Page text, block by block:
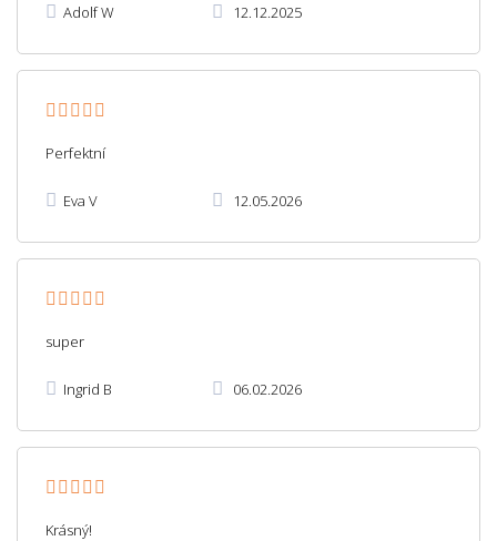
Adolf W 12.12.2025
Perfektní
Eva V 12.05.2026
super
Ingrid B 06.02.2026
Krásný!